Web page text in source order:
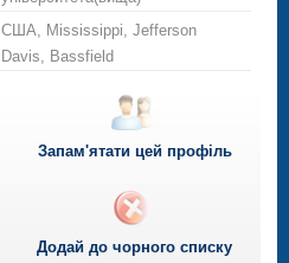
США, Mississippi, Jefferson
Davis, Bassfield
Запам'ятати цей профіль
Додай до чорного списку